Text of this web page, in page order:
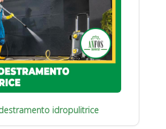
idropulitrice